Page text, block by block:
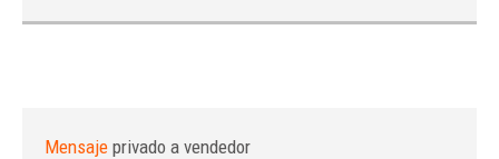
Mensaje privado a vendedor